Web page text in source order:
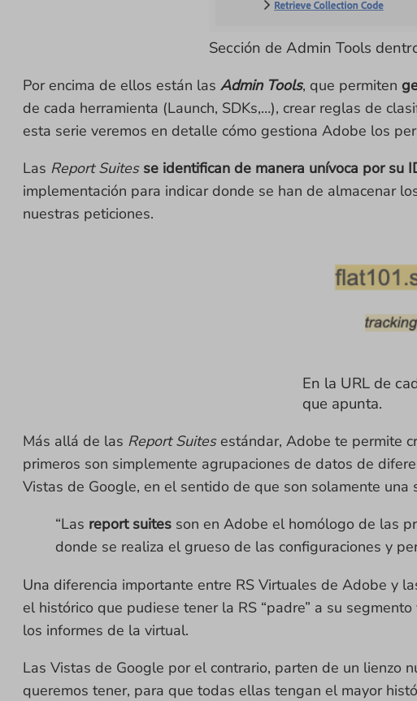
Sección de Admin Tools
Por encima de ellos están las Admin Tools, que permiten
de cada herramienta (Launch, SDKs,…), crear reglas de
esta serie veremos en detalle cómo gestiona Adobe los
Las Report Suitesse identifican de manera unívoca por su
implementación para indicar donde se han de almacenar
nuestras peticiones.
En la URL de
que apunta.
Más allá de las Report Suitesestándar, Adobe te permite
primeros son simplemente agrupaciones de datos de
Vistas de Google, en el sentido de que son solamente una
“Las report suites son en Adobe el homólogo de las
donde se realiza el grueso de las configuraciones y
Una diferencia importante entre RS Virtuales de Adobe y
el histórico que pudiese tener la RS “padre” a su
los informes de la virtual.
Las Vistas de Google por el contrario, parten de un lienzo
queremos tener, para que todas ellas tengan el mayor